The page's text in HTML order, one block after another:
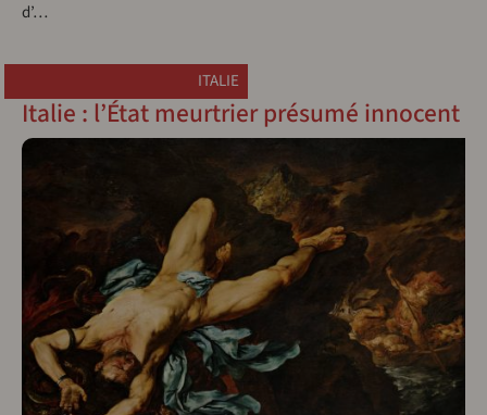
d’…
ITALIE
Italie : l’État meurtrier présumé innocent